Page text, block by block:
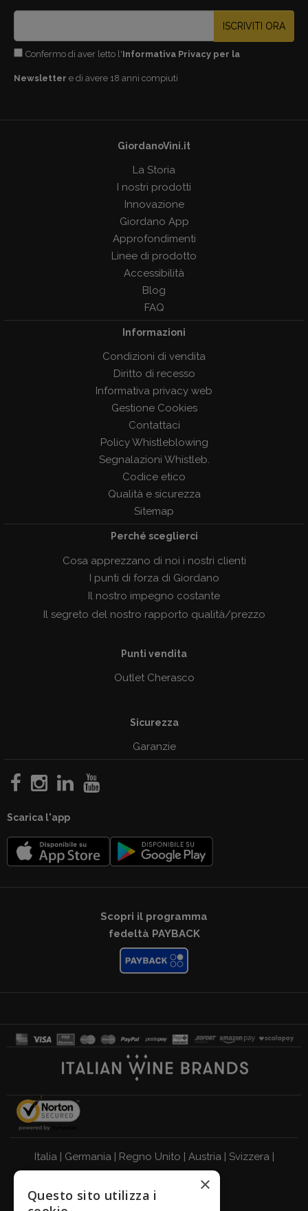
ISCRIVITI ORA
Confermo di aver letto l'Informativa Privacy per la
Newsletter e di avere 18 anni compiuti
GiordanoVini.it
La Storia
I nostri prodotti
Innovazione
Giordano App
Approfondimenti
Linee di prodotto
Accessibilità
Blog
FAQ
Informazioni
Condizioni di vendita
Diritto di recesso
Informativa privacy web
Gestione Cookies
Contattaci
Policy Whistleblowing
Segnalazioni Whistleb.
Codice etico
Qualità e sicurezza
Sitemap
Perché sceglierci
Cosa apprezzano di noi i nostri clienti
I punti di forza di Giordano
Il nostro impegno costante
Il segreto del nostro rapporto qualità/prezzo
Punti vendita
Outlet Cherasco
Sicurezza
Garanzie
Scarica l'app
Scopri il programma
fedeltà PAYBACK
Italia | Germania | Regno Unito | Austria | Svizzera |
Belgio
BEVI RESPONSABILMENTE
×
Questo sito utilizza i